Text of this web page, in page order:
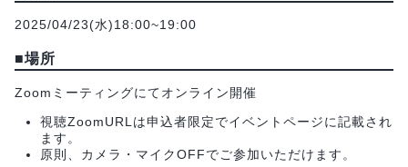
2025/04/23(水)18:00~19:00
■場所
Zoomミーティングにてオンライン開催
視聴ZoomURLは申込者限定でイベントページに記載され
ます。
原則、カメラ・マイクOFFでご参加いただけます。